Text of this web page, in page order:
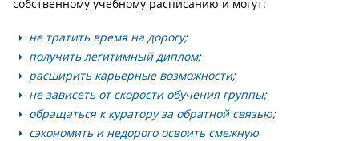
собственному учебному расписанию и могут:
не тратить время на дорогу;
получить легитимный диплом;
расширить карьерные возможности;
не зависеть от скорости обучения группы;
обращаться к куратору за обратной связью;
сэкономить и недорого освоить смежную